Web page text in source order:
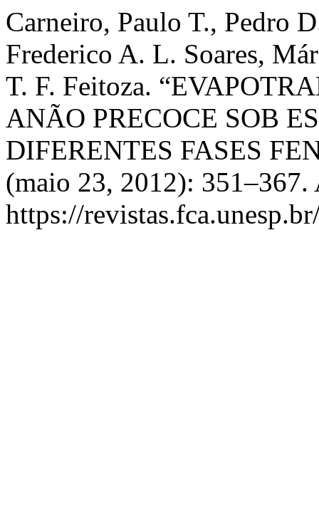
Carneiro, Paulo T., Pedro
Frederico A. L. Soares,
T. F. Feitoza.
ANÃO PRECOCE SOB
DIFERENTES FASES
(maio 23, 2012): 351–367.
https://